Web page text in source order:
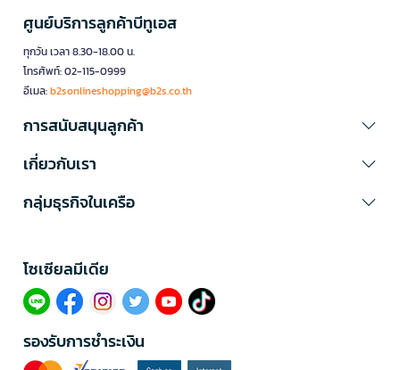
ศูนย์บริการลูกค้าบีทูเอส
ทุกวัน เวลา 8.30-18.00 น.
โทรศัพท์: 02-115-0999
อีเมล:b2sonlineshopping@b2s.co.th
การสนับสนุนลูกค้า
เกี่ยวกับเรา
กลุ่มธุรกิจในเครือ
โซเซียลมีเดีย​
รองรับการชำระเงิน